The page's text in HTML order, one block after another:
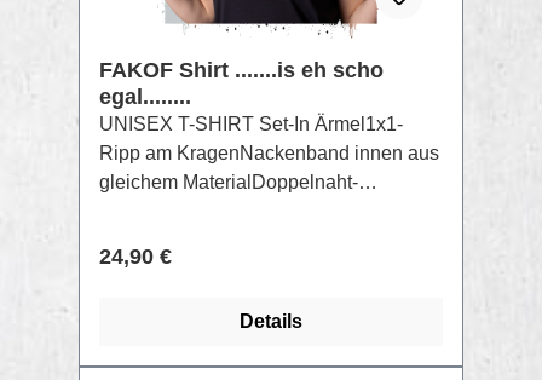
FAKOF Shirt .......is eh scho
egal........
UNISEX T-SHIRT Set-In Ärmel1x1-
Ripp am KragenNackenband innen aus
gleichem MaterialDoppelnaht-
GOTS FarbenZusammensetzung:
ringgesponnene Bio-Baumwolle,
Regulärer Preis:
24,90 €
Details